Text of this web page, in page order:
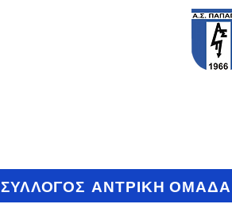
ΣΥΛΛΟΓΟΣ ΑΝΤΡΙΚΗ ΟΜΑΔΑ